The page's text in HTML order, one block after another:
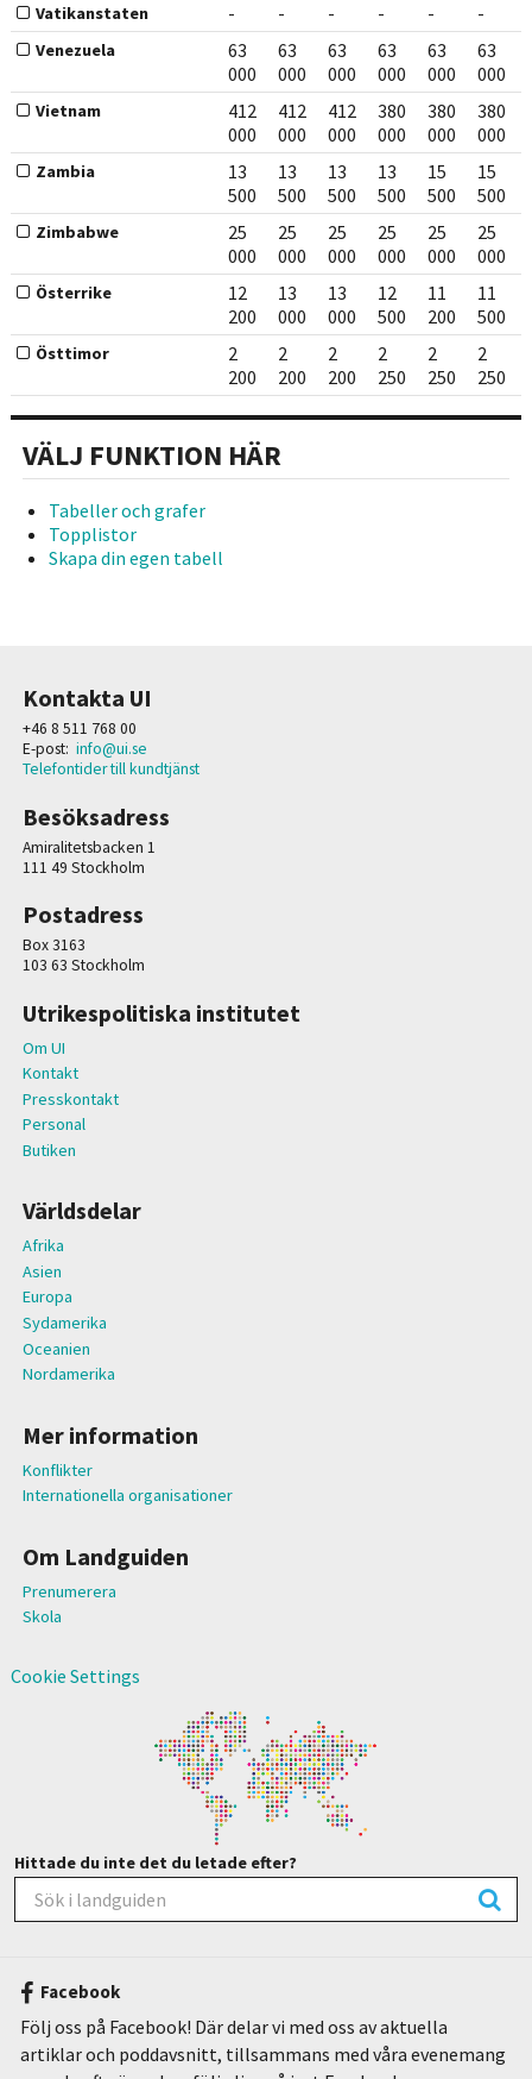
Vatikanstaten - - - - - -
Venezuela
63
000
63
000
63
000
63
000
63
000
63
000
Vietnam
412
000
412
000
412
000
380
000
380
000
380
000
Zambia
13
500
13
500
13
500
13
500
15
500
15
500
Zimbabwe
25
000
25
000
25
000
25
000
25
000
25
000
Österrike
12
200
13
000
13
000
12
500
11
200
11
500
Östtimor
2
200
2
200
2
200
2
250
2
250
2
250
VÄLJ FUNKTION HÄR
Tabeller och grafer
Topplistor
Skapa din egen tabell
Kontakta UI
+46 8 511 768 00
E-post: info@ui.se
Telefontider till kundtjänst
Besöksadress
Amiralitetsbacken 1
111 49 Stockholm
Postadress
Box 3163
103 63 Stockholm
Utrikespolitiska institutet
Om UI
Kontakt
Presskontakt
Personal
Butiken
Världsdelar
Afrika
Asien
Europa
Sydamerika
Oceanien
Nordamerika
Mer information
Konflikter
Internationella organisationer
Om Landguiden
Prenumerera
Skola
Cookie Settings
Hittade du inte det du letade efter?
Facebook
Följ oss på Facebook! Där delar vi med oss av aktuella
artiklar och poddavsnitt, tillsammans med våra evenemang